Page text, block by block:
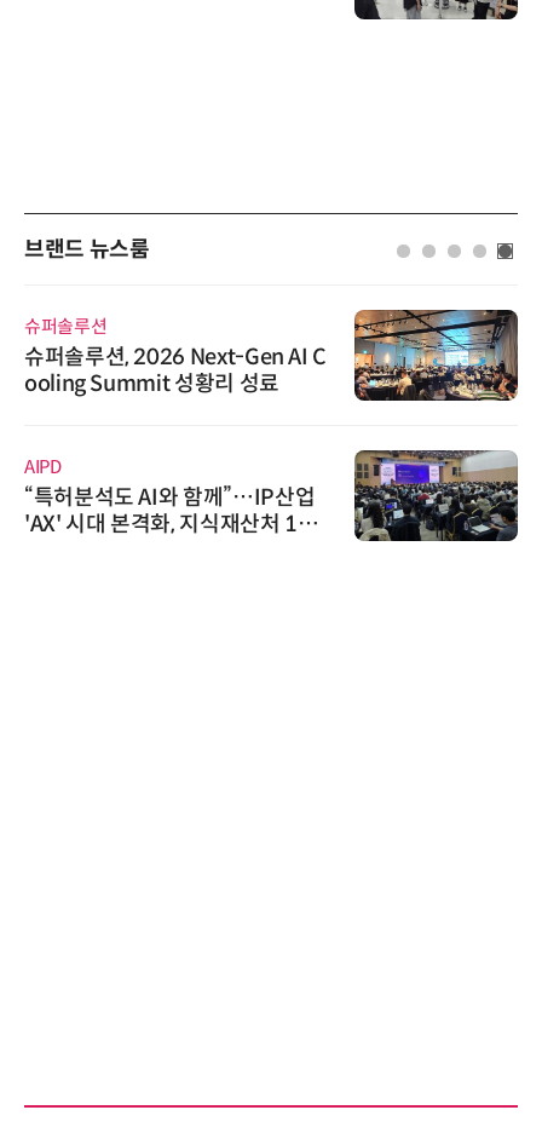
브랜드 뉴스룸
슈퍼솔루션
슈퍼솔루션, 2026 Next-Gen AI C
ooling Summit 성황리 성료
AIPD
“특허분석도 AI와 함께”…IP산업
'AX' 시대 본격화, 지식재산처 1호